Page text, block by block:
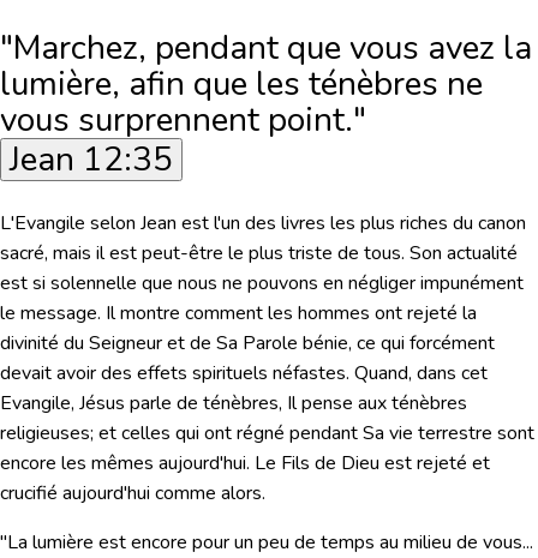
"Marchez, pendant que vous avez la
lumière, afin que les ténèbres ne
vous surprennent point."
Jean 12:35
L'Evangile selon Jean est l'un des livres les plus riches du canon
sacré, mais il est peut-être le plus triste de tous. Son actualité
est si solennelle que nous ne pouvons en négliger impunément
le message. Il montre comment les hommes ont rejeté la
divinité du Seigneur et de Sa Parole bénie, ce qui forcément
devait avoir des effets spirituels néfastes. Quand, dans cet
Evangile, Jésus parle de ténèbres, Il pense aux ténèbres
religieuses; et celles qui ont régné pendant Sa vie terrestre sont
encore les mêmes aujourd'hui. Le Fils de Dieu est rejeté et
crucifié aujourd'hui comme alors.
"La lumière est encore pour un peu de temps au milieu de vous...